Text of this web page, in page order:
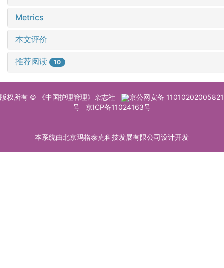
Metrics
本文评价
推荐阅读 10
版权所有 © 《中国护理管理》杂志社
京公网安备 11010202005821
号
京ICP备11024163号
本系统由北京玛格泰克科技发展有限公司设计开发